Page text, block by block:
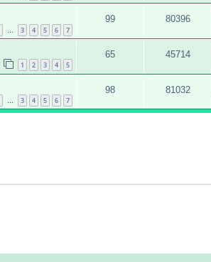
3 4 5 6 7
99 80396
1 2 3 4 5
65 45714
… 3 4 5 6 7
98 81032